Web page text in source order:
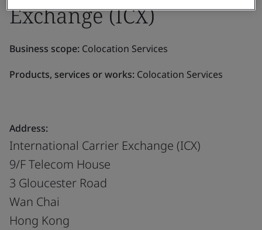
Exchange (ICX)
Business scope: Colocation Services
Products, services or works: Colocation Services
Address:
International Carrier Exchange (ICX)
9/F Telecom House
3 Gloucester Road
Wan Chai
Hong Kong